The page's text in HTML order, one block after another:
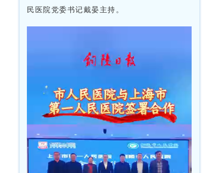
民医院党委书记戴晏主持。